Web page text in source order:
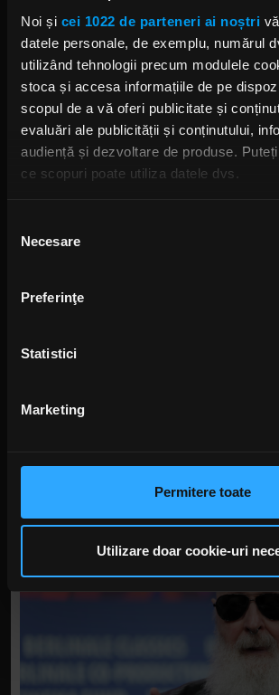
Noi și cei 1022 de parteneri ai noștri
datele personale, de exemplu, numărul
utilizând tehnologii precum modulele
stoca și accesa informațiile de pe
scopul de a vă oferi publicitate și
evaluări ale publicității și conținutului,
audiență și dezvoltare de produse.
ce scopuri poate utiliza datele dvs.
Să colectăm informațiile cu
Să vă identificăm dispozitivul
activ după caracteristici specifice
dvs. personale și configurați-vă
anunțurile, pentru a oferi funcții de
a analiza traficul. De asemenea, le
privire la modul în care folosiți site-ul
pot combina cu alte informații oferite de
în urma folosirii serviciilor lor. În cazul în
continuați să utilizați website-ul nostru,
cu utilizarea modulelor noastre cookie.
consimțământului
Necesare
Preferinţe
Statistici
Marketing
Permitere toate
Utilizare doar cookie-uri